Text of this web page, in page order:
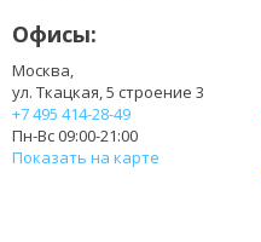
Офисы:
Москва,
ул. Ткацкая, 5 строение 3
+7 495 414-28-49
Пн-Вс 09:00-21:00
Показать на карте